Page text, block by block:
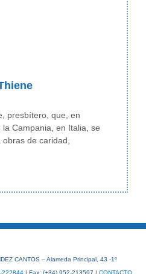
presbítero, que, en
Campania, en Italia, se
de caridad,
CANTOS – Alameda Principal, 43 -1º
222844| Fax: (+34) 952-213597 | CONTACTO